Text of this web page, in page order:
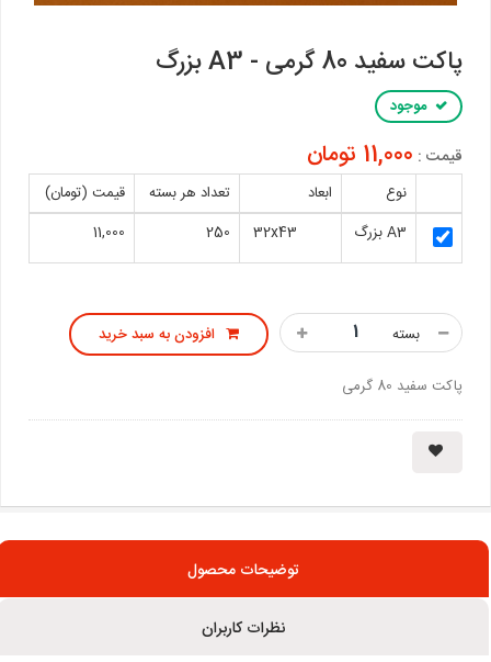
پاکت سفید 80 گرمی - A3 بزرگ
موجود
قیمت : 11,000 تومان
نوع ابعاد تعداد هر بسته
قیمت (تومان)
A3 بزرگ
32x43
250
11,000
بسته افزودن به سبد خرید
پاکت سفید 80 گرمی
توضیحات محصول
نظرات کاربران